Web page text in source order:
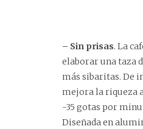
– Sin prisas. La
elaborar una taza
más sibaritas. De
mejora la riqueza
-35 gotas por
Diseñada en